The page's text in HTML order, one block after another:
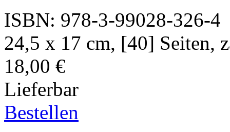
ISBN: 978-3-99028-326-4
24,5 x 17 cm, [40] Seiten,
18,00 €
Lieferbar
Bestellen